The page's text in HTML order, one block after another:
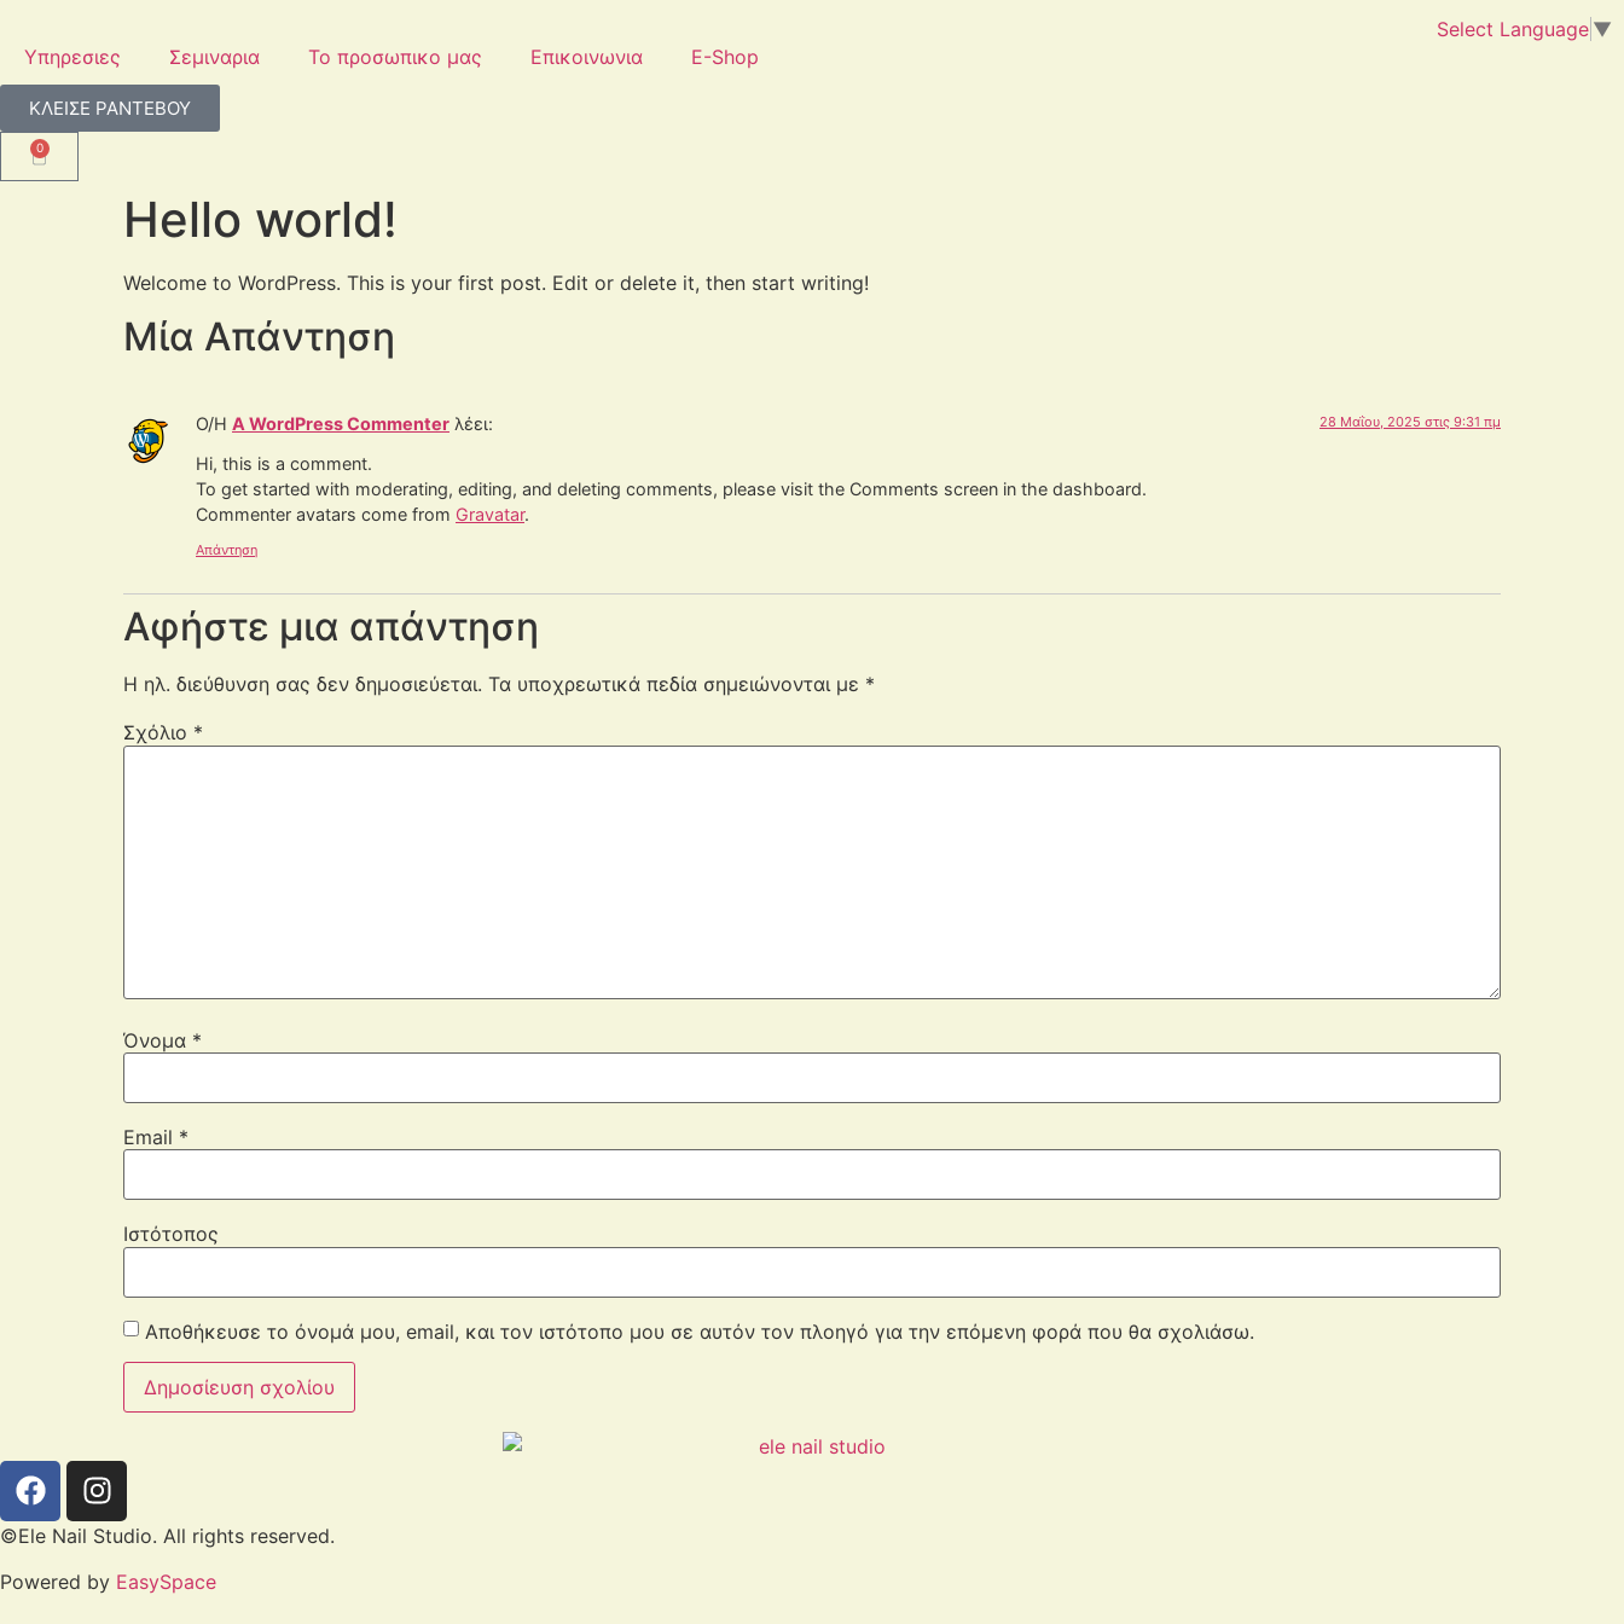
Select Language ▼
Υπηρεσιες
Σεμιναρια Το προσωπικο μας Επικοινωνια E-Shop
ΚΛΕΙΣΕ ΡΑΝΤΕΒΟΥ
0
Hello world!
Welcome to WordPress. This is your first post. Edit or delete it, then start writing!
Μία Απάντηση
Ο/Η A WordPress Commenter λέει: 28 Μαΐου, 2025 στις 9:31 πμ
Hi, this is a comment.
To get started with moderating, editing, and deleting comments, please visit the Comments screen in the dashboard.
Commenter avatars come from Gravatar.
Απάντηση
Αφήστε μια απάντηση
Η ηλ. διεύθυνση σας δεν δημοσιεύεται. Τα υποχρεωτικά πεδία σημειώνονται με *
Σχόλιο *
Όνομα *
Email *
Ιστότοπος
Αποθήκευσε το όνομά μου, email, και τον ιστότοπο μου σε αυτόν τον πλοηγό για την επόμενη φορά που θα σχολιάσω.
©Ele Nail Studio. All rights reserved.
Powered by EasySpace